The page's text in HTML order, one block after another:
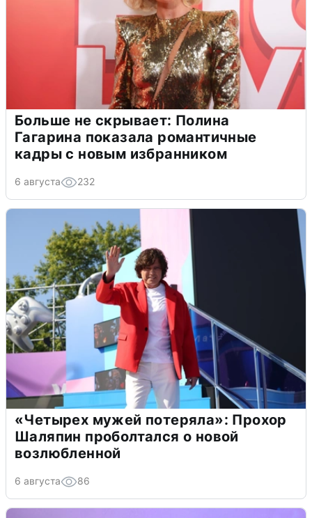
Больше не скрывает: Полина
Гагарина показала романтичные
кадры с новым избранником
6 августа 232
«Четырех мужей потеряла»: Прохор
Шаляпин проболтался о новой
возлюбленной
6 августа 86